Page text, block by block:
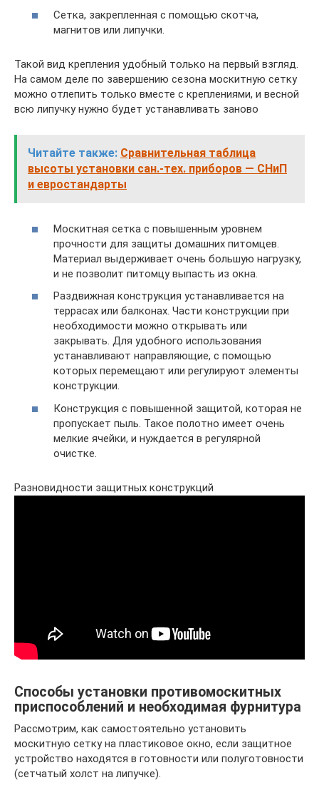
Сетка, закрепленная с помощью скотча,
магнитов или липучки.
Такой вид крепления удобный только на первый взгляд.
На самом деле по завершению сезона москитную сетку
можно отлепить только вместе с креплениями, и весной
всю липучку нужно будет устанавливать заново
Читайте также: Сравнительная таблица
высоты установки сан.-тех. приборов — СНиП
и евростандарты
Москитная сетка с повышенным уровнем
прочности для защиты домашних питомцев.
Материал выдерживает очень большую нагрузку,
и не позволит питомцу выпасть из окна.
Раздвижная конструкция устанавливается на
террасах или балконах. Части конструкции при
необходимости можно открывать или
закрывать. Для удобного использования
устанавливают направляющие, с помощью
которых перемещают или регулируют элементы
конструкции.
Конструкция с повышенной защитой, которая не
пропускает пыль. Такое полотно имеет очень
мелкие ячейки, и нуждается в регулярной
очистке.
Разновидности защитных конструкций
Способы установки противомоскитных
приспособлений и необходимая фурнитура
Рассмотрим, как самостоятельно установить
москитную сетку на пластиковое окно, если защитное
устройство находятся в готовности или полуготовности
(сетчатый холст на липучке).